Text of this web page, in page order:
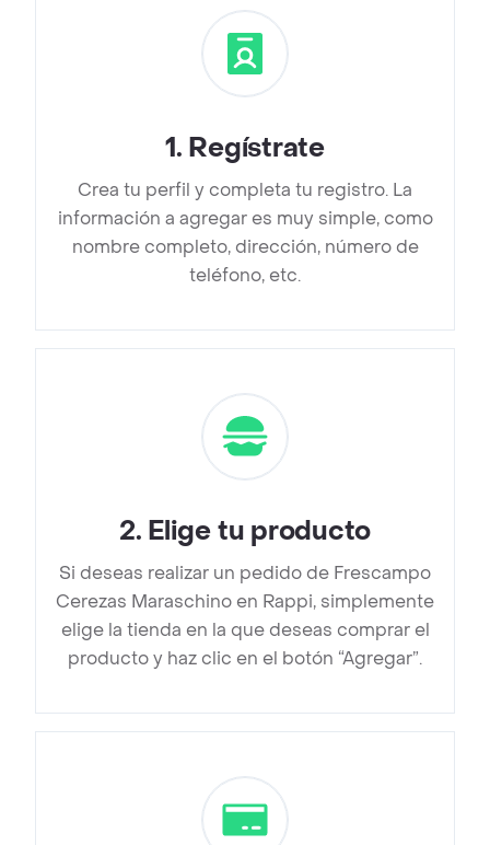
1. Regístrate
Crea tu perfil y completa tu registro. La
información a agregar es muy simple, como
nombre completo, dirección, número de
teléfono, etc.
2. Elige tu producto
Si deseas realizar un pedido de Frescampo
Cerezas Maraschino en Rappi, simplemente
elige la tienda en la que deseas comprar el
producto y haz clic en el botón “Agregar”.